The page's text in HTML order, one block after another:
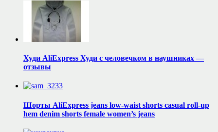
Худи AliExpress Худи с человечком в наушниках —
отзывы
Шорты AliExpress jeans low-waist shorts casual roll-up
hem denim shorts female women’s jeans